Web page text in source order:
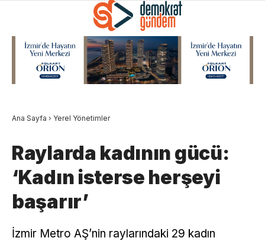
Ana Sayfa › Yerel Yönetimler
Raylarda kadının gücü:
‘Kadın isterse herşeyi
başarır’
İzmir Metro AŞ’nin raylarındaki 29 kadın